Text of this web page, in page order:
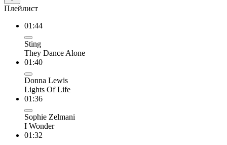
Плейлист
01:44
Sting
They Dance Alone
01:40
Donna Lewis
Lights Of Life
01:36
Sophie Zelmani
I Wonder
01:32